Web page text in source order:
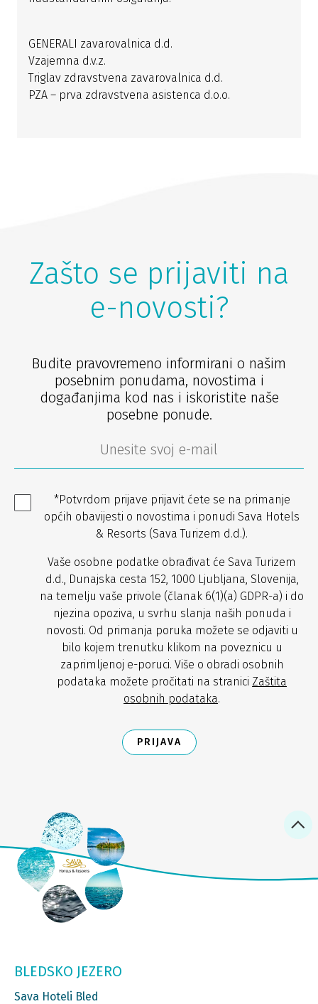
GENERALI zavarovalnica d.d.
Vzajemna d.v.z.
Triglav zdravstvena zavarovalnica d.d.
PZA – prva zdravstvena asistenca d.o.o.
Zašto se prijaviti na
e-novosti?
Budite pravovremeno informirani o našim
posebnim ponudama, novostima i
događanjima kod nas i iskoristite naše
posebne ponude.
*Potvrdom prijave prijavit ćete se na primanje
općih obavijesti o novostima i ponudi Sava Hotels
& Resorts (Sava Turizem d.d.).
Vaše osobne podatke obrađivat će Sava Turizem
d.d., Dunajska cesta 152, 1000 Ljubljana, Slovenija,
na temelju vaše privole (članak 6(1)(a) GDPR-a) i do
njezina opoziva, u svrhu slanja naših ponuda i
novosti. Od primanja poruka možete se odjaviti u
bilo kojem trenutku klikom na poveznicu u
zaprimljenoj e-poruci. Više o obradi osobnih
podataka možete pročitati na stranici Zaštita
osobnih podataka.
PRIJAVA
BLEDSKO JEZERO
Sava Hoteli Bled